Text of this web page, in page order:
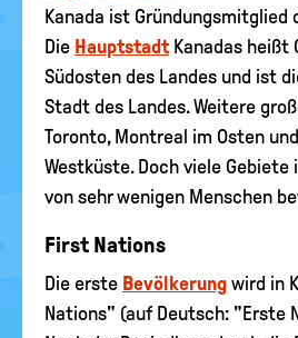
Kanada ist Gründungsmitglied
Die HauptstadtKanadas heißt
Südosten des Landes und ist
Stadt des Landes. Weitere
Toronto, Montreal im Osten
Westküste. Doch viele Gebiete
von sehr wenigen Menschen
First Nations
Die erste Bevölkerung wird in
Nations" (auf Deutsch: "Erste